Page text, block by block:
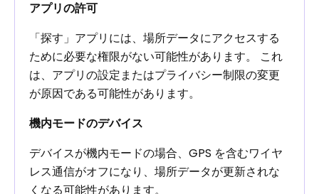
アプリの許可
「探す」アプリには、場所データにアクセスする
ために必要な権限がない可能性があります。 これ
は、アプリの設定またはプライバシー制限の変更
が原因である可能性があります。
機内モードのデバイス
デバイスが機内モードの場合、GPS を含むワイヤ
レス通信がオフになり、場所データが更新されな
くなる可能性があります。